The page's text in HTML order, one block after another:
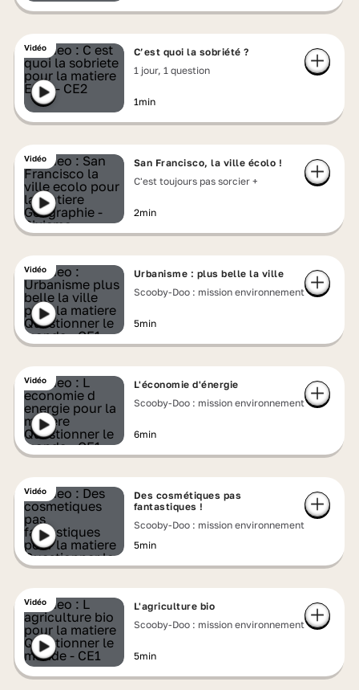
Vidéo
C’est quoi la sobriété ?
1 jour, 1 question
1min
Vidéo
San Francisco, la ville écolo !
C'est toujours pas sorcier +
2min
Vidéo
Urbanisme : plus belle la ville
Scooby-Doo : mission environnement
5min
Vidéo
L'économie d'énergie
Scooby-Doo : mission environnement
6min
Vidéo
Des cosmétiques pas
fantastiques !
Scooby-Doo : mission environnement
5min
Vidéo
L'agriculture bio
Scooby-Doo : mission environnement
5min